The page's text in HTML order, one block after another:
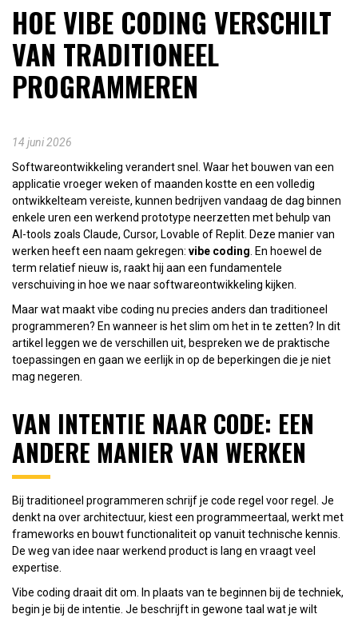
HOE VIBE CODING VERSCHILT
VAN TRADITIONEEL
PROGRAMMEREN
14 juni 2026
Softwareontwikkeling verandert snel. Waar het bouwen van een
applicatie vroeger weken of maanden kostte en een volledig
ontwikkelteam vereiste, kunnen bedrijven vandaag de dag binnen
enkele uren een werkend prototype neerzetten met behulp van
AI-tools zoals Claude, Cursor, Lovable of Replit. Deze manier van
werken heeft een naam gekregen: vibe coding . En hoewel de
term relatief nieuw is, raakt hij aan een fundamentele
verschuiving in hoe we naar softwareontwikkeling kijken.
Maar wat maakt vibe coding nu precies anders dan traditioneel
programmeren? En wanneer is het slim om het in te zetten? In dit
artikel leggen we de verschillen uit, bespreken we de praktische
toepassingen en gaan we eerlijk in op de beperkingen die je niet
mag negeren.
VAN INTENTIE NAAR CODE: EEN
ANDERE MANIER VAN WERKEN
Bij traditioneel programmeren schrijf je code regel voor regel. Je
denkt na over architectuur, kiest een programmeertaal, werkt met
frameworks en bouwt functionaliteit op vanuit technische kennis.
De weg van idee naar werkend product is lang en vraagt veel
expertise.
Vibe coding draait dit om. In plaats van te beginnen bij de techniek,
begin je bij de intentie. Je beschrijft in gewone taal wat je wilt